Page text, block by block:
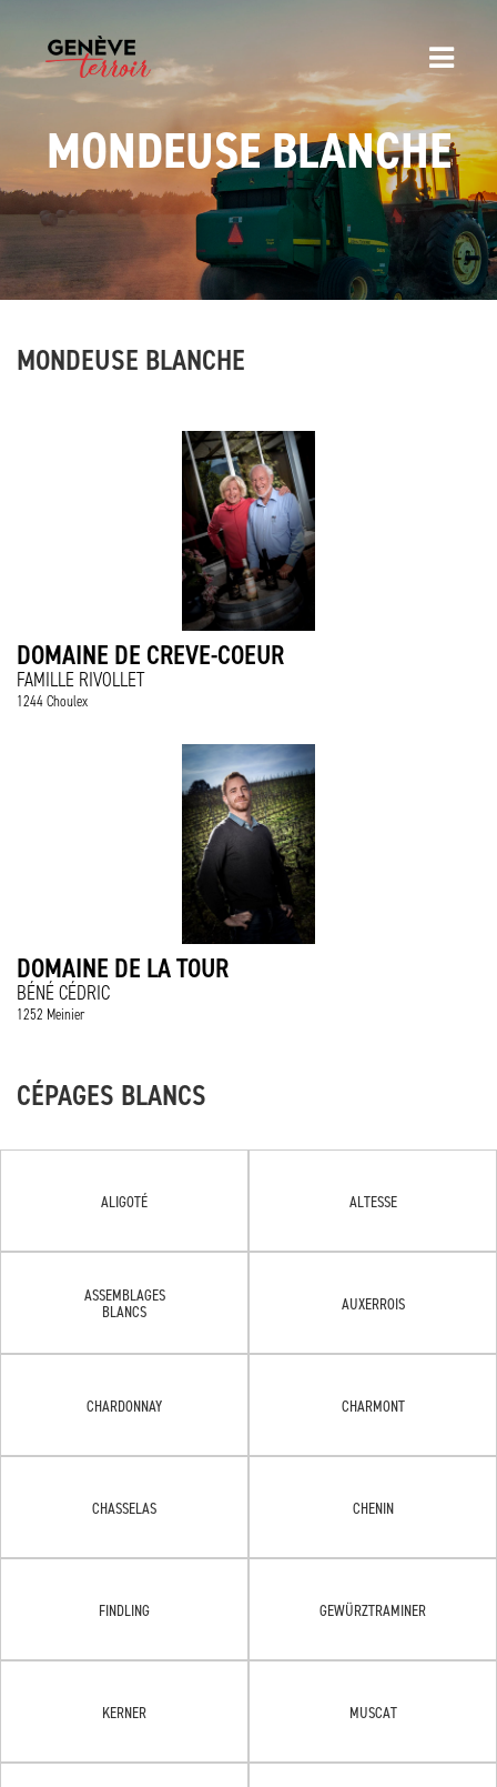
MONDEUSE BLANCHE
MONDEUSE BLANCHE
DOMAINE DE CREVE-COEUR
FAMILLE RIVOLLET
1244 Choulex
DOMAINE DE LA TOUR
BÉNÉ CÉDRIC
1252 Meinier
CÉPAGES BLANCS
ALIGOTÉ ALTESSE
ASSEMBLAGES
BLANCS
AUXERROIS
CHARDONNAY CHARMONT
CHASSELAS CHENIN
FINDLING GEWÜRZTRAMINER
KERNER MUSCAT